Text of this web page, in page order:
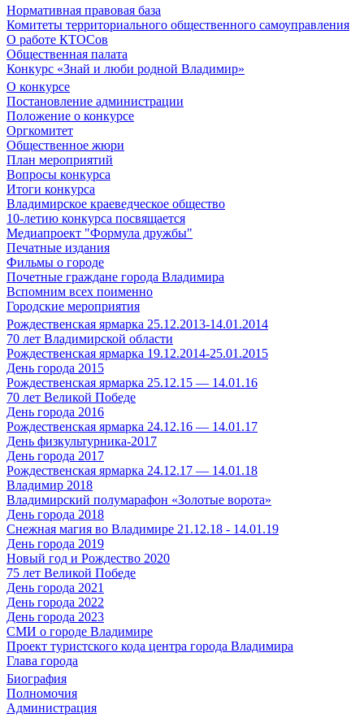
Нормативная правовая база
Комитеты территориального общественного самоуправления
О работе КТОСов
Общественная палата
Конкурс «Знай и люби родной Владимир»
О конкурсе
Постановление администрации
Положение о конкурсе
Оргкомитет
Общественное жюри
План мероприятий
Вопросы конкурса
Итоги конкурса
Владимирское краеведческое общество
10-летию конкурса посвящается
Медиапроект "Формула дружбы"
Печатные издания
Фильмы о городе
Почетные граждане города Владимира
Вспомним всех поименно
Городские мероприятия
Рождественская ярмарка 25.12.2013-14.01.2014
70 лет Владимирской области
Рождественская ярмарка 19.12.2014-25.01.2015
День города 2015
Рождественская ярмарка 25.12.15 — 14.01.16
70 лет Великой Победе
День города 2016
Рождественская ярмарка 24.12.16 — 14.01.17
День физкультурника-2017
День города 2017
Рождественская ярмарка 24.12.17 — 14.01.18
Владимир 2018
Владимирский полумарафон «Золотые ворота»
День города 2018
Снежная магия во Владимире 21.12.18 - 14.01.19
День города 2019
Новый год и Рождество 2020
75 лет Великой Победе
День города 2021
День города 2022
День города 2023
СМИ о городе Владимире
Проект туристского кода центра города Владимира
Глава города
Биография
Полномочия
Администрация